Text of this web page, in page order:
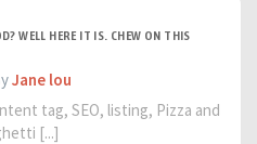
WELL HERE IT IS. CHEW ON THIS
Jane lou
tag, SEO, listing, Pizza and
[...]